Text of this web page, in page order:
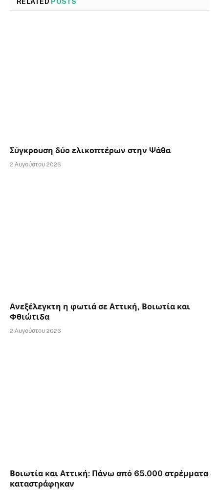
Σύγκρουση δύο ελικοπτέρων στην Ψάθα
2 Αυγούστου 2026
Ανεξέλεγκτη η φωτιά σε Αττική, Βοιωτία και
Φθιώτιδα
2 Αυγούστου 2026
Βοιωτία και Αττική: Πάνω από 65.000 στρέμματα
καταστράφηκαν